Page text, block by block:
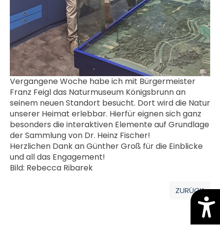
Vergangene Woche habe ich mit Bürgermeister
Franz Feigl das Naturmuseum Königsbrunn an
seinem neuen Standort besucht. Dort wird die Natur
unserer Heimat erlebbar. Hierfür eignen sich ganz
besonders die interaktiven Elemente auf Grundlage
der Sammlung von Dr. Heinz Fischer!
Herzlichen Dank an Günther Groß für die Einblicke
und all das Engagement!
Bild: Rebecca Ribarek
ZURÜCK